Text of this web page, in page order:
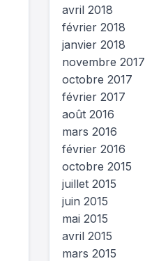
avril 2018
février 2018
janvier 2018
novembre 2017
octobre 2017
février 2017
août 2016
mars 2016
février 2016
octobre 2015
juillet 2015
juin 2015
mai 2015
avril 2015
mars 2015